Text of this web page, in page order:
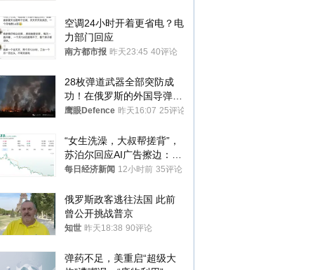
空调24小时开着更省电？电
力部门回应
南方都市报 昨天23:45 40评论
28枚弹道武器全部突防成
功！在俄罗斯的外国导弹发
射车都是合法打击目标
鹰眼Defence 昨天16:07 25评论
“女生洗澡，大叔帮搓背”，
苏泊尔回应AI广告擦边：视
频全下架，已强化内容管理
每日经济新闻 12小时前 35评论
俄罗斯政客逃往法国 此前
曾公开挑战普京
知世 昨天18:38 90评论
弹药不足，美重启“超级大